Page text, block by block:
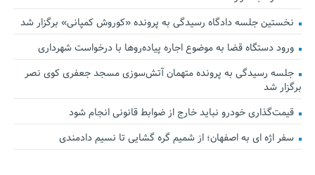
نخستین جلسه دادگاه رسیدگی به پرونده «کوروش کمپانی» برگزار شد
ورود دستگاه قضا به موضوع اجاره پیاده‌روها با درخواست شهرداری
جلسه رسیدگی به پرونده متهمان آتش‌سوزی مسجد جعفری کوی نصر
برگزار شد
قیمت‌گذاری خودرو نباید خارج از ضوابط قانونی انجام شود
سفر اژه ای به اصفهان؛ از شمیم گره گشایی تا نسیم دادمندی